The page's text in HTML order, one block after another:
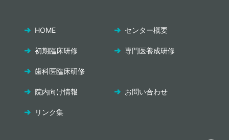
HOME センター概要
初期臨床研修 専門医養成研修
歯科医臨床研修
院内向け情報 お問い合わせ
リンク集